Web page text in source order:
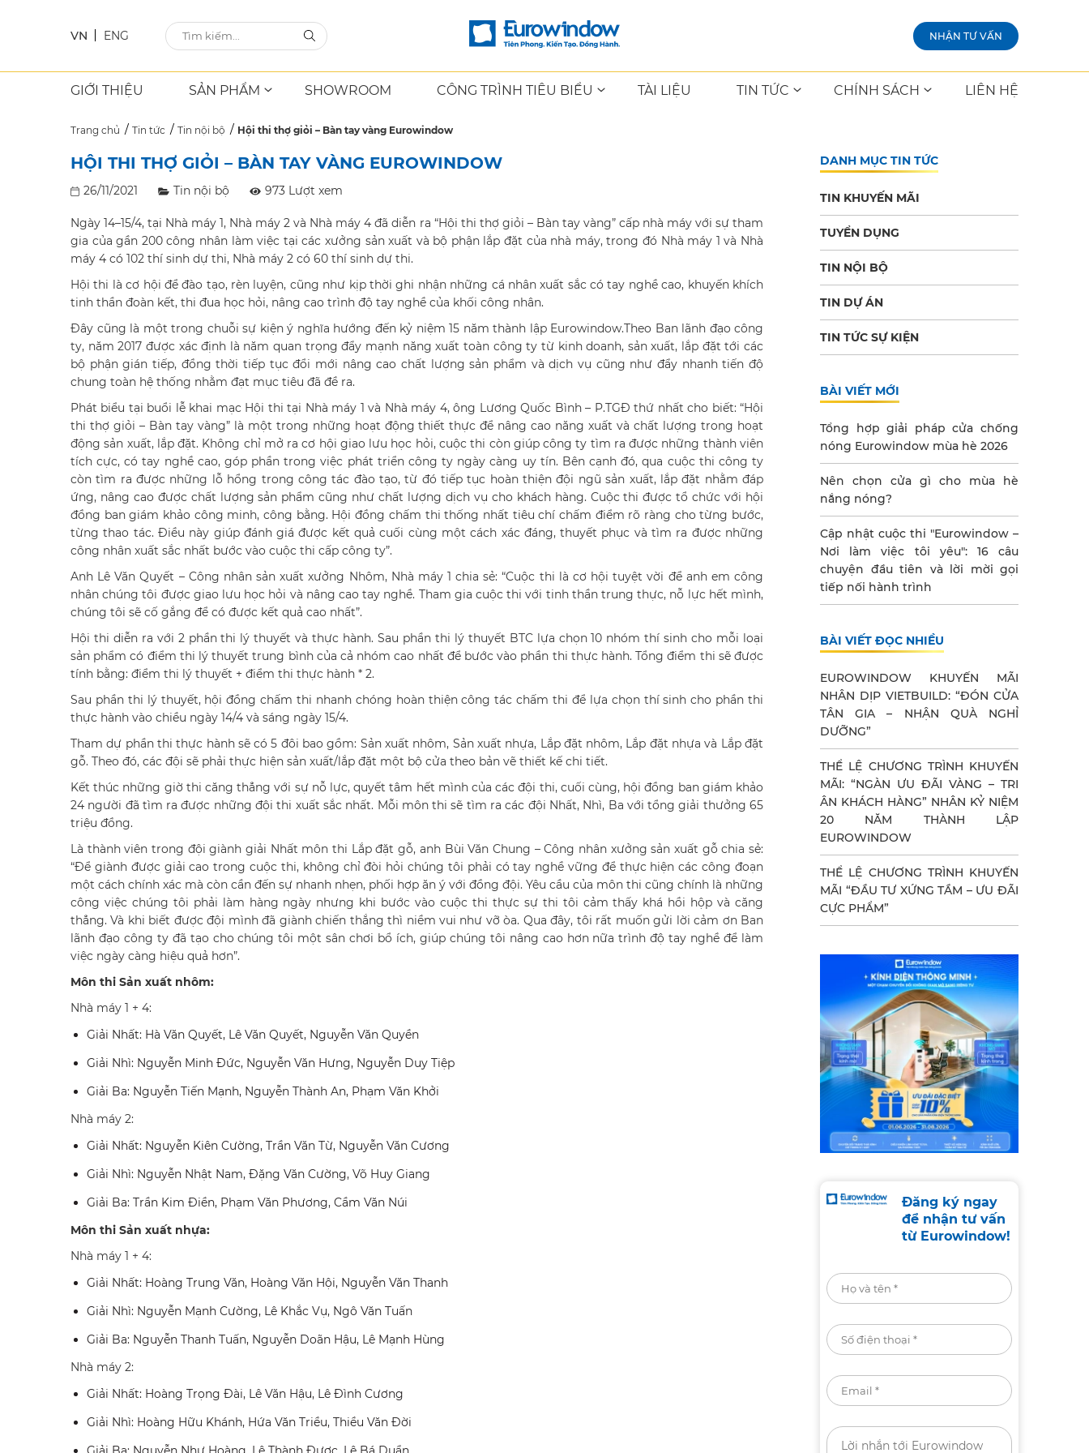
VN ENG NHẬN TƯ VẤN
GIỚI THIỆU SẢN PHẨM SHOWROOM CÔNG TRÌNH TIÊU BIỂU TÀI LIỆU TIN TỨC CHÍNH SÁCH LIÊN HỆ
Trang chủ Tin tức Tin nội bộ Hội thi thợ giỏi – Bàn tay vàng Eurowindow
HỘI THI THỢ GIỎI – BÀN TAY VÀNG EUROWINDOW
26/11/2021 Tin nội bộ 973 Lượt xem
Ngày 14–15/4, tại Nhà máy 1, Nhà máy 2 và Nhà máy 4 đã diễn ra “Hội thi thợ giỏi – Bàn tay vàng” cấp nhà máy với sự tham
gia của gần 200 công nhân làm việc tại các xưởng sản xuất và bộ phận lắp đặt của nhà máy, trong đó Nhà máy 1 và Nhà
máy 4 có 102 thí sinh dự thi, Nhà máy 2 có 60 thí sinh dự thi.
Hội thi là cơ hội để đào tạo, rèn luyện, cũng như kịp thời ghi nhận những cá nhân xuất sắc có tay nghề cao, khuyến khích
tinh thần đoàn kết, thi đua học hỏi, nâng cao trình độ tay nghề của khối công nhân.
Đây cũng là một trong chuỗi sự kiện ý nghĩa hướng đến kỷ niệm 15 năm thành lập Eurowindow.Theo Ban lãnh đạo công
ty, năm 2017 được xác định là năm quan trọng đẩy mạnh năng xuất toàn công ty từ kinh doanh, sản xuất, lắp đặt tới các
bộ phận gián tiếp, đồng thời tiếp tục đổi mới nâng cao chất lượng sản phẩm và dịch vụ cũng như đẩy nhanh tiến độ
chung toàn hệ thống nhằm đạt mục tiêu đã đề ra.
Phát biểu tại buổi lễ khai mạc Hội thi tại Nhà máy 1 và Nhà máy 4, ông Lương Quốc Bình – P.TGĐ thứ nhất cho biết: “Hội
thi thợ giỏi – Bàn tay vàng” là một trong những hoạt động thiết thực để nâng cao năng xuất và chất lượng trong hoạt
động sản xuất, lắp đặt. Không chỉ mở ra cơ hội giao lưu học hỏi, cuộc thi còn giúp công ty tìm ra được những thành viên
tích cực, có tay nghề cao, góp phần trong việc phát triển công ty ngày càng uy tín. Bên cạnh đó, qua cuộc thi công ty
còn tìm ra được những lỗ hổng trong công tác đào tạo, từ đó tiếp tục hoàn thiện đội ngũ sản xuất, lắp đặt nhằm đáp
ứng, nâng cao được chất lượng sản phẩm cũng như chất lượng dịch vụ cho khách hàng. Cuộc thi được tổ chức với hội
đồng ban giám khảo công minh, công bằng. Hội đồng chấm thi thống nhất tiêu chí chấm điểm rõ ràng cho từng bước,
từng thao tác. Điều này giúp đánh giá được kết quả cuối cùng một cách xác đáng, thuyết phục và tìm ra được những
công nhân xuất sắc nhất bước vào cuộc thi cấp công ty”.
Anh Lê Văn Quyết – Công nhân sản xuất xưởng Nhôm, Nhà máy 1 chia sẻ: “Cuộc thi là cơ hội tuyệt vời để anh em công
nhân chúng tôi được giao lưu học hỏi và nâng cao tay nghề. Tham gia cuộc thi với tinh thần trung thực, nỗ lực hết mình,
chúng tôi sẽ cố gắng để có được kết quả cao nhất”.
Hội thi diễn ra với 2 phần thi lý thuyết và thực hành. Sau phần thi lý thuyết BTC lựa chọn 10 nhóm thí sinh cho mỗi loại
sản phẩm có điểm thi lý thuyết trung bình của cả nhóm cao nhất để bước vào phần thi thực hành. Tổng điểm thi sẽ được
tính bằng: điểm thi lý thuyết + điểm thi thực hành * 2.
Sau phần thi lý thuyết, hội đồng chấm thi nhanh chóng hoàn thiện công tác chấm thi để lựa chọn thí sinh cho phần thi
thực hành vào chiều ngày 14/4 và sáng ngày 15/4.
Tham dự phần thi thực hành sẽ có 5 đôi bao gồm: Sản xuất nhôm, Sản xuất nhựa, Lắp đặt nhôm, Lắp đặt nhựa và Lắp đặt
gỗ. Theo đó, các đội sẽ phải thực hiện sản xuất/lắp đặt một bộ cửa theo bản vẽ thiết kế chi tiết.
Kết thúc những giờ thi căng thẳng với sự nỗ lực, quyết tâm hết mình của các đội thi, cuối cùng, hội đồng ban giám khảo
24 người đã tìm ra được những đội thi xuất sắc nhất. Mỗi môn thi sẽ tìm ra các đội Nhất, Nhì, Ba với tổng giải thưởng 65
triệu đồng.
Là thành viên trong đội giành giải Nhất môn thi Lắp đặt gỗ, anh Bùi Văn Chung – Công nhân xưởng sản xuất gỗ chia sẻ:
“Để giành được giải cao trong cuộc thi, không chỉ đòi hỏi chúng tôi phải có tay nghề vững để thực hiện các công đoạn
một cách chính xác mà còn cần đến sự nhanh nhẹn, phối hợp ăn ý với đồng đội. Yêu cầu của môn thi cũng chính là những
công việc chúng tôi phải làm hàng ngày nhưng khi bước vào cuộc thi thực sự thi tôi cảm thấy khá hồi hộp và căng
thẳng. Và khi biết được đội mình đã giành chiến thắng thì niềm vui như vỡ òa. Qua đây, tôi rất muốn gửi lời cảm ơn Ban
lãnh đạo công ty đã tạo cho chúng tôi một sân chơi bổ ích, giúp chúng tôi nâng cao hơn nữa trình độ tay nghề để làm
việc ngày càng hiệu quả hơn”.
Môn thi Sản xuất nhôm:
Nhà máy 1 + 4:
Giải Nhất: Hà Văn Quyết, Lê Văn Quyết, Nguyễn Văn Quyền
Giải Nhì: Nguyễn Minh Đức, Nguyễn Văn Hưng, Nguyễn Duy Tiệp
Giải Ba: Nguyễn Tiến Mạnh, Nguyễn Thành An, Phạm Văn Khởi
Nhà máy 2:
Giải Nhất: Nguyễn Kiên Cường, Trần Văn Từ, Nguyễn Văn Cương
Giải Nhì: Nguyễn Nhật Nam, Đặng Văn Cường, Võ Huy Giang
Giải Ba: Trần Kim Điền, Phạm Văn Phương, Cầm Văn Núi
Môn thi Sản xuất nhựa:
Nhà máy 1 + 4:
Giải Nhất: Hoàng Trung Văn, Hoàng Văn Hội, Nguyễn Văn Thanh
Giải Nhì: Nguyễn Mạnh Cường, Lê Khắc Vụ, Ngô Văn Tuấn
Giải Ba: Nguyễn Thanh Tuấn, Nguyễn Doãn Hậu, Lê Mạnh Hùng
Nhà máy 2:
Giải Nhất: Hoàng Trọng Đài, Lê Văn Hậu, Lê Đình Cương
Giải Nhì: Hoàng Hữu Khánh, Hứa Văn Triều, Thiều Văn Đời
DANH MỤC TIN TỨC
TIN KHUYẾN MÃI
TUYỂN DỤNG
TIN NỘI BỘ
TIN DỰ ÁN
TIN TỨC SỰ KIỆN
BÀI VIẾT MỚI
Tổng hợp giải pháp cửa chống
nóng Eurowindow mùa hè 2026
Nên chọn cửa gì cho mùa hè
nắng nóng?
Cập nhật cuộc thi "Eurowindow –
Nơi làm việc tôi yêu": 16 câu
chuyện đầu tiên và lời mời gọi
tiếp nối hành trình
BÀI VIẾT ĐỌC NHIỀU
EUROWINDOW KHUYẾN MÃI
NHÂN DỊP VIETBUILD: “ĐÓN CỬA
TÂN GIA – NHẬN QUÀ NGHỈ
DƯỠNG”
THỂ LỆ CHƯƠNG TRÌNH KHUYẾN
MÃI: “NGÀN ƯU ĐÃI VÀNG – TRI
ÂN KHÁCH HÀNG” NHÂN KỶ NIỆM
20 NĂM THÀNH LẬP
EUROWINDOW
THỂ LỆ CHƯƠNG TRÌNH KHUYẾN
MÃI “ĐẦU TƯ XỨNG TẦM – ƯU ĐÃI
CỰC PHẨM”
Đăng ký ngay
để nhận tư vấn
từ Eurowindow!